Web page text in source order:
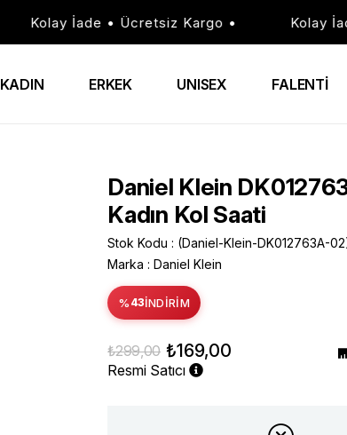
Kolay İade • Ücretsiz Kargo • Kolay
KADIN ERKEK UNISEX FALENTİ
Daniel Klein
Kadın Kol Saati
Stok Kodu
(Daniel-Klein-DK012763A-
Marka : Daniel Klein
% 43İNDIRIM
₺299,00 ₺169,00
Resmi Satıcı